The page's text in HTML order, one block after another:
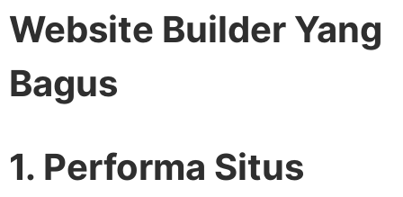
Website Builder Yang
Bagus
1. Performa Situs